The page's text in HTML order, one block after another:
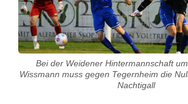
s
l
i
Bei der Weidener Hintermannschaft
Wissmann muss gegen Tegernheim die
Nachtigall